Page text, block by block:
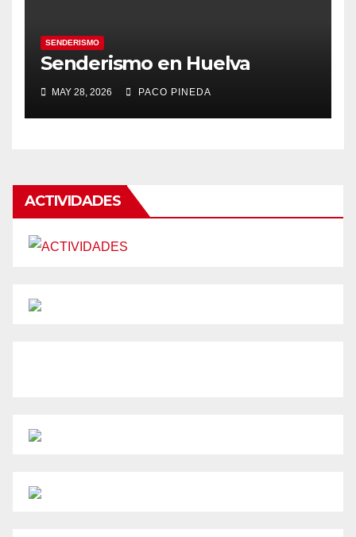
SENDERISMO
Senderismo en Huelva
MAY 28, 2026 PACO PINEDA
ACTIVIDADES